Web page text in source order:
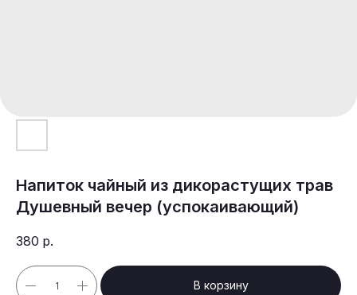
Напиток чайный из дикорастущих трав
Душевный вечер (успокаивающий)
380 р.
В корзину